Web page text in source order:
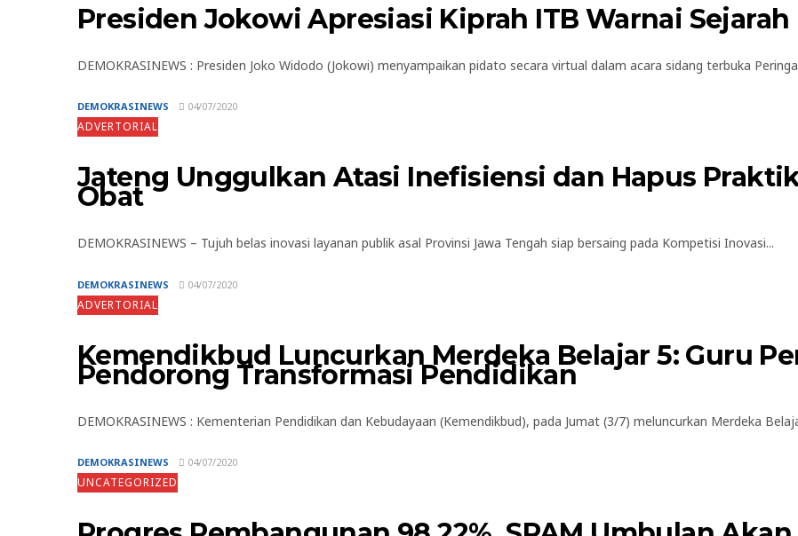
Presiden Jokowi Apresiasi Kiprah ITB Warnai Sejarah
DEMOKRASINEWS : Presiden Joko Widodo (Jokowi) menyampaikan pidato secara virtual dalam acara sidang terbuka
DEMOKRASINEWS 04/07/2020
ADVERTORIAL
Jateng Unggulkan Atasi Inefisiensi dan Hapus
Obat
DEMOKRASINEWS – Tujuh belas inovasi layanan publik asal Provinsi Jawa Tengah siap bersaing pada Kompetisi Inovasi...
DEMOKRASINEWS 04/07/2020
ADVERTORIAL
Kemendikbud Luncurkan Merdeka Belajar 5: Guru
Pendorong Transformasi Pendidikan
DEMOKRASINEWS : Kementerian Pendidikan dan Kebudayaan (Kemendikbud), pada Jumat (3/7) meluncurkan Merdeka
DEMOKRASINEWS 04/07/2020
UNCATEGORIZED